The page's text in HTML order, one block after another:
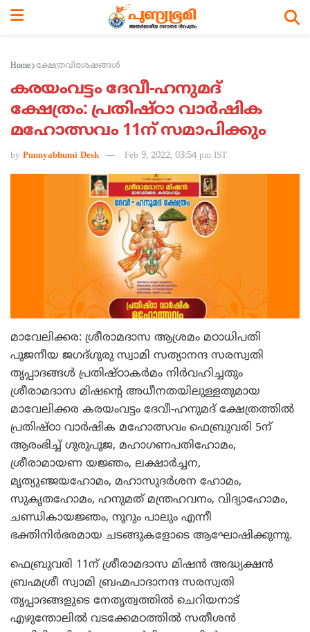
Home ക്ഷേത്രവിശേഷങ്ങള്‍
കരയംവട്ടം ദേവീ-ഹനുമദ്
ക്ഷേത്രം: പ്രതിഷ്ഠാ വാര്‍ഷിക
മഹോത്സവം 11ന് സമാപിക്കും
by Punnyabhumi Desk Feb 9, 2022, 03:54 pm IST
മാവേലിക്കര: ശ്രീരാമദാസ ആശ്രമം മഠാധിപതി
പൂജനീയ ജഗദ്ഗുരു സ്വാമി സത്യാനന്ദ സരസ്വതി
തൃപ്പാദങ്ങള്‍ പ്രതിഷ്ഠാകര്‍മം നിര്‍വഹിച്ചതും
ശ്രീരാമദാസ മിഷന്റെ അധീനതയിലുള്ളതുമായ
മാവേലിക്കര കരയംവട്ടം ദേവീ-ഹനുമദ് ക്ഷേത്രത്തില്‍
പ്രതിഷ്ഠാ വാര്‍ഷിക മഹോത്സവം ഫെബ്രുവരി 5ന്
ആരംഭിച്ച് ഗുരുപൂജ, മഹാഗണപതിഹോമം,
ശ്രീരാമായണ യജ്ഞം, ലക്ഷാര്‍ച്ചന,
മൃത്യുഞ്ജയഹോമം, മഹാസുദര്‍ശന ഹോമം,
സുകൃതഹോമം, ഹനുമത് മന്ത്രഹവനം, വിദ്യാഹോമം,
ചണ്ഡികായജ്ഞം, നൂറും പാലും എന്നീ
ഭക്തിനിര്‍ഭരമായ ചടങ്ങുകളോടെ ആഘോഷിക്കുന്നു.
ഫെബ്രുവരി 11ന് ശ്രീരാമദാസ മിഷന്‍ അദ്ധ്യക്ഷന്‍
ബ്രഹ്മശ്രീ സ്വാമി ബ്രഹ്മപാദാനന്ദ സരസ്വതി
തൃപ്പാദങ്ങളുടെ നേതൃത്വത്തില്‍ ചെറിയനാട്
എഴുന്തോലില്‍ വടക്കേമഠത്തില്‍ സതീശന്‍